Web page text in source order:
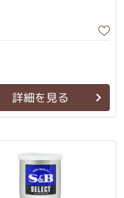
詳細を見る